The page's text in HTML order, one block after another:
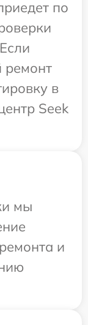
по
ремонт
в
Seek
мы
и